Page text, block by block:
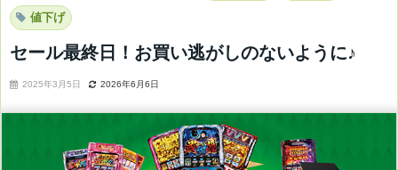
値下げ
セール最終日！お買い逃がしのないように♪
2025年3月5日 2026年6月6日